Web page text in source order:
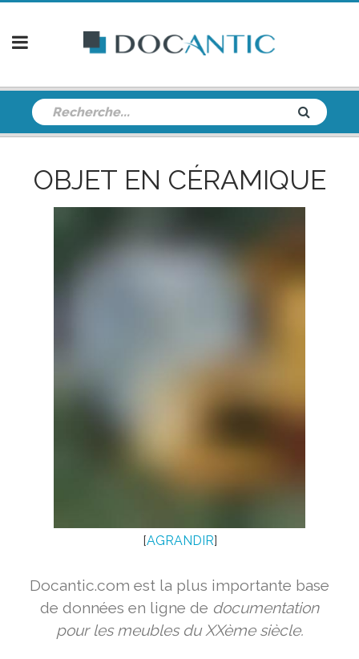
OBJET EN CÉRAMIQUE
[AGRANDIR]
Docantic.com est la plus importante base
de données en ligne de documentation
pour les meubles du XXème siècle.